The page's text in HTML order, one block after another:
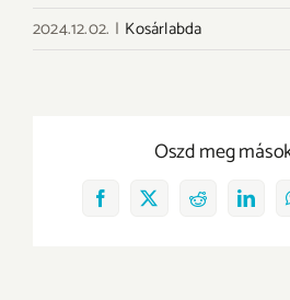
2024.12.02. | Kosárlabda
Oszd meg
Facebook
X Reddit